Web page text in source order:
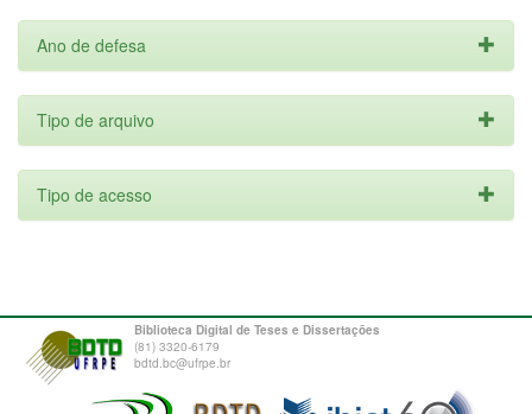
Ano de defesa
Tipo de arquivo
Tipo de acesso
Biblioteca Digital de Teses e Dissertações
(81) 3320-6179
bdtd.bc@ufrpe.br